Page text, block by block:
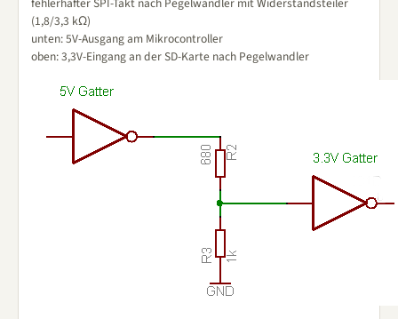
(1,8/3,3 kΩ)
unten: 5V-Ausgang am Mikrocontroller
oben: 3,3V-Eingang an der SD-Karte nach Pegelwandler